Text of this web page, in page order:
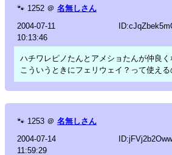
🐾 1252 ＠ 名無しさん
2004-07-11
10:13:46
ハチワレピノたんとアメショたんが仲良く
こういうときにフェリウェイ？って使える
🐾 1253 ＠ 名無しさん
2004-07-14
11:59:29
ID:jFVj2b2Oww